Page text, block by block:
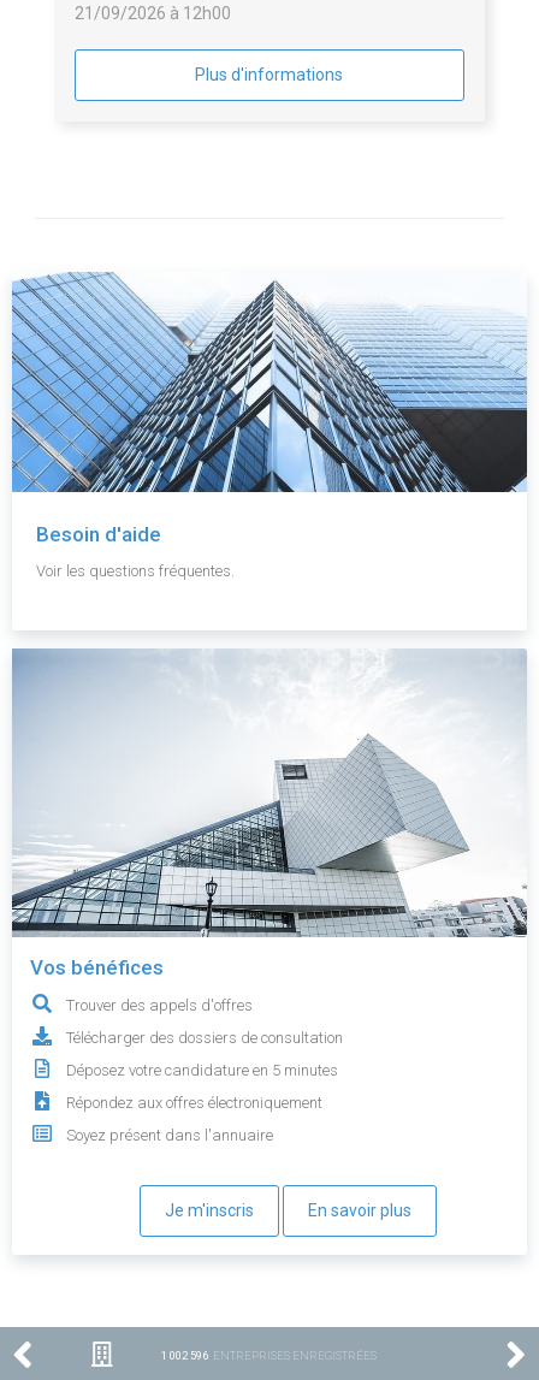
21/09/2026 à 12h00
Plus d'informations
Besoin d'aide
Voir les questions fréquentes.
Vos bénéfices
Trouver des appels d'offres
Télécharger des dossiers de consultation
Déposez votre candidature en 5 minutes
Répondez aux offres électroniquement
Soyez présent dans l'annuaire
Je m'inscris En savoir plus
1 002 596 ENTREPRISES ENREGISTRÉES